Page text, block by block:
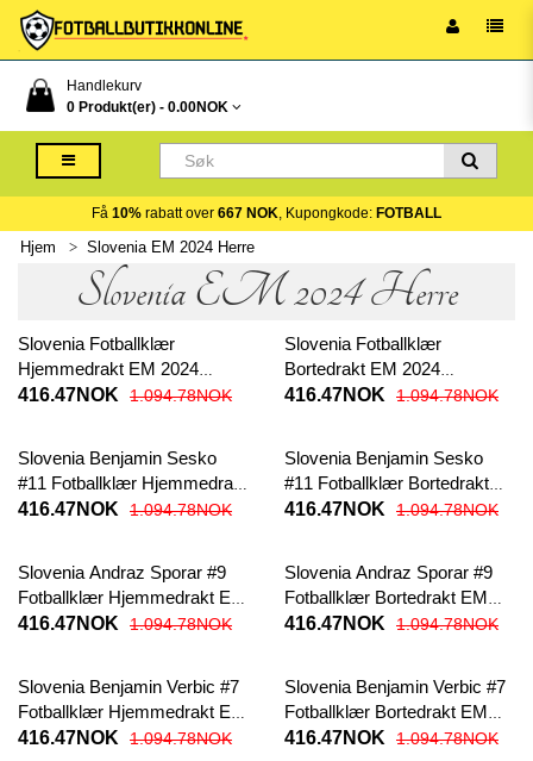
Handlekurv
0 Produkt(er) - 0.00NOK
Få 10% rabatt over 667 NOK, Kupongkode: FOTBALL
Hjem Slovenia EM 2024 Herre
Slovenia EM 2024 Herre
Slovenia Fotballklær
Hjemmedrakt EM 2024
Kortermet
416.47NOK 1.094.78NOK
Slovenia Fotballklær
Bortedrakt EM 2024
Kortermet
416.47NOK 1.094.78NOK
Slovenia Benjamin Sesko
#11 Fotballklær Hjemmedrakt
EM 2024 Kortermet
416.47NOK 1.094.78NOK
Slovenia Benjamin Sesko
#11 Fotballklær Bortedrakt
EM 2024 Kortermet
416.47NOK 1.094.78NOK
Slovenia Andraz Sporar #9
Fotballklær Hjemmedrakt EM
2024 Kortermet
416.47NOK 1.094.78NOK
Slovenia Andraz Sporar #9
Fotballklær Bortedrakt EM
2024 Kortermet
416.47NOK 1.094.78NOK
Slovenia Benjamin Verbic #7
Fotballklær Hjemmedrakt EM
2024 Kortermet
416.47NOK 1.094.78NOK
Slovenia Benjamin Verbic #7
Fotballklær Bortedrakt EM
2024 Kortermet
416.47NOK 1.094.78NOK